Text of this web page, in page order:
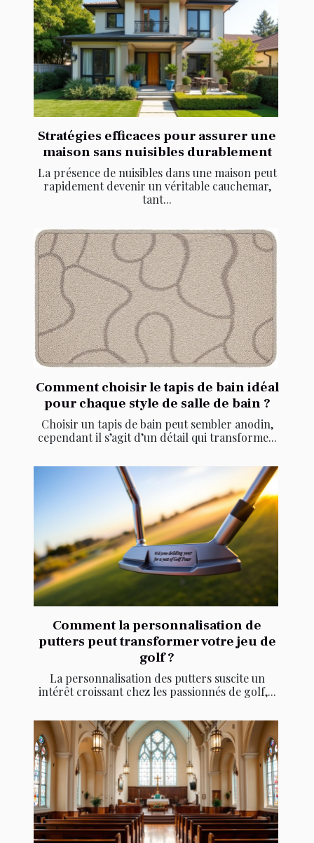
Stratégies efficaces pour assurer une
maison sans nuisibles durablement
La présence de nuisibles dans une maison peut
rapidement devenir un véritable cauchemar,
tant...
Comment choisir le tapis de bain idéal
pour chaque style de salle de bain ?
Choisir un tapis de bain peut sembler anodin,
cependant il s’agit d’un détail qui transforme...
Comment la personnalisation de
putters peut transformer votre jeu de
golf ?
La personnalisation des putters suscite un
intérêt croissant chez les passionnés de golf,...